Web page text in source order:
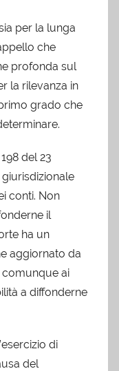
per la lunga
che
profonda sul
la rilevanza in
grado che
del 23
conti. Non
il
ha un
aggiornato da
comunque ai
a diffonderne
di
del